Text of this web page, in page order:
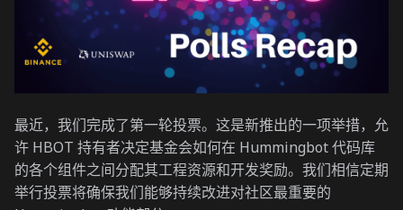
最近，我们完成了第一轮投票。这是新推出的一项举措，允
许 HBOT 持有者决定基金会如何在 Hummingbot 代码库
的各个组件之间分配其工程资源和开发奖励。我们相信定期
举行投票将确保我们能够持续改进对社区最重要的